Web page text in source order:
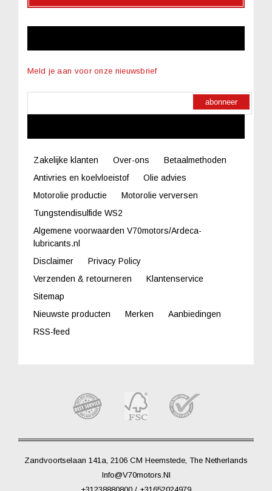
Meld je aan voor onze nieuwsbrief
abonneer
Zakelijke klanten Over-ons
Betaalmethoden
Antivries en koelvloeistof
Olie advies
Motorolie productie
Motorolie verversen
Tungstendisulfide WS2
Algemene voorwaarden V70motors/Ardeca-
lubricants.nl
Disclaimer
Privacy Policy
Verzenden & retourneren
Klantenservice
Sitemap
Nieuwste producten
Merken
Aanbiedingen
RSS-feed
Zandvoortselaan 141a, 2106 CM Heemstede, The Netherlands
Info@V70motors.nl